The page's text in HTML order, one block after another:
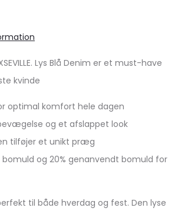
Lys Blå Denim er et must-have
kvinde
optimal komfort hele dagen
og et afslappet look
tilføjer et unikt præg
bomuld og 20% genanvendt bomuld for
til både hverdag og fest. Den lyse